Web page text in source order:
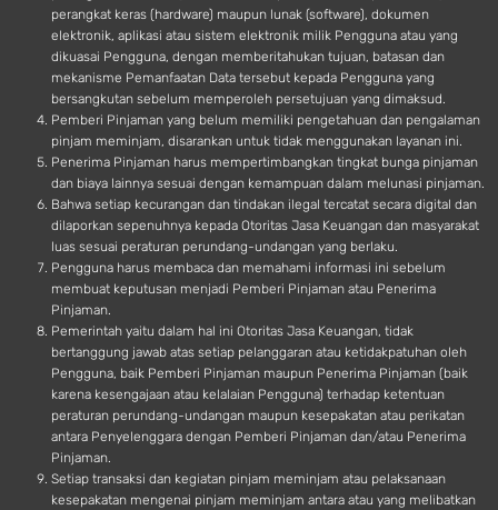
perangkat keras (hardware) maupun lunak (software), dokumen
elektronik, aplikasi atau sistem elektronik milik Pengguna atau yang
dikuasai Pengguna, dengan memberitahukan tujuan, batasan dan
mekanisme Pemanfaatan Data tersebut kepada Pengguna yang
bersangkutan sebelum memperoleh persetujuan yang dimaksud.
Pemberi Pinjaman yang belum memiliki pengetahuan dan pengalaman
pinjam meminjam, disarankan untuk tidak menggunakan layanan ini.
Penerima Pinjaman harus mempertimbangkan tingkat bunga pinjaman
dan biaya lainnya sesuai dengan kemampuan dalam melunasi pinjaman.
Bahwa setiap kecurangan dan tindakan ilegal tercatat secara digital dan
dilaporkan sepenuhnya kepada Otoritas Jasa Keuangan dan masyarakat
luas sesuai peraturan perundang-undangan yang berlaku.
Pengguna harus membaca dan memahami informasi ini sebelum
membuat keputusan menjadi Pemberi Pinjaman atau Penerima
Pinjaman.
Pemerintah yaitu dalam hal ini Otoritas Jasa Keuangan, tidak
bertanggung jawab atas setiap pelanggaran atau ketidakpatuhan oleh
Pengguna, baik Pemberi Pinjaman maupun Penerima Pinjaman (baik
karena kesengajaan atau kelalaian Pengguna) terhadap ketentuan
peraturan perundang-undangan maupun kesepakatan atau perikatan
antara Penyelenggara dengan Pemberi Pinjaman dan/atau Penerima
Pinjaman.
Setiap transaksi dan kegiatan pinjam meminjam atau pelaksanaan
kesepakatan mengenai pinjam meminjam antara atau yang melibatkan